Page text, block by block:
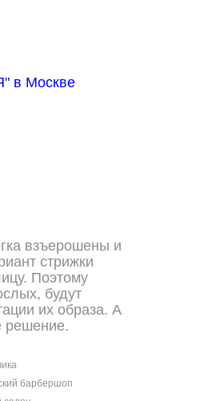
взъерошены и
стрижки
Поэтому
будут
их образа. А
решение.
барбершоп